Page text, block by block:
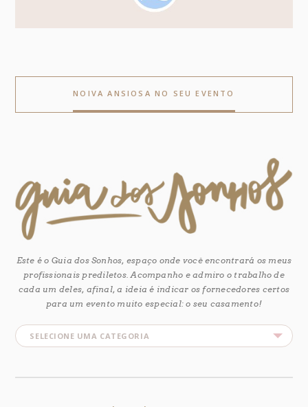
NOIVA ANSIOSA NO SEU EVENTO
Este é o Guia dos Sonhos, espaço onde você encontrará os meus
profissionais prediletos. Acompanho e admiro o trabalho de
cada um deles, afinal, a ideia é indicar os fornecedores certos
para um evento muito especial: o seu casamento!